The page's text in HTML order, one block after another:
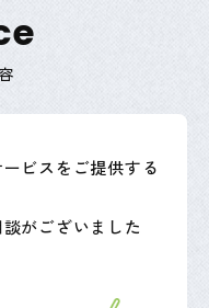
e
ビスをご提供する
がございました